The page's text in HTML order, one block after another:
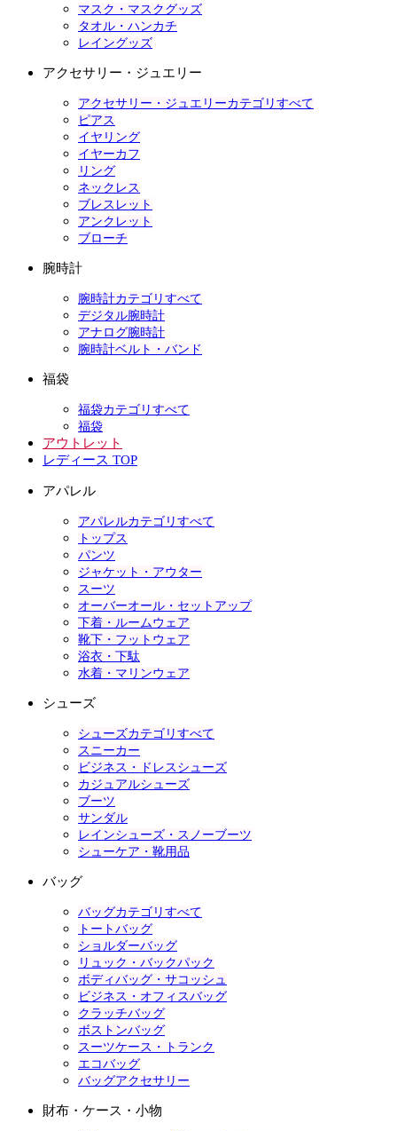
マスク・マスクグッズ
タオル・ハンカチ
レイングッズ
アクセサリー・ジュエリー
アクセサリー・ジュエリーカテゴリすべて
ピアス
イヤリング
イヤーカフ
リング
ネックレス
ブレスレット
アンクレット
ブローチ
腕時計
腕時計カテゴリすべて
デジタル腕時計
アナログ腕時計
腕時計ベルト・バンド
福袋
福袋カテゴリすべて
福袋
アウトレット
レディース TOP
アパレル
アパレルカテゴリすべて
トップス
パンツ
ジャケット・アウター
スーツ
オーバーオール・セットアップ
下着・ルームウェア
靴下・フットウェア
浴衣・下駄
水着・マリンウェア
シューズ
シューズカテゴリすべて
スニーカー
ビジネス・ドレスシューズ
カジュアルシューズ
ブーツ
サンダル
レインシューズ・スノーブーツ
シューケア・靴用品
バッグ
バッグカテゴリすべて
トートバッグ
ショルダーバッグ
リュック・バックパック
ボディバッグ・サコッシュ
ビジネス・オフィスバッグ
クラッチバッグ
ボストンバッグ
スーツケース・トランク
エコバッグ
バッグアクセサリー
財布・ケース・小物